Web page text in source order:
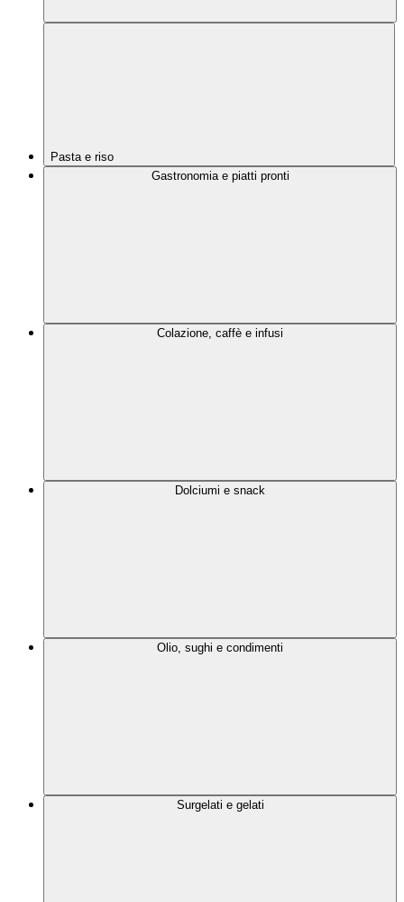
Pasta e riso
Gastronomia e piatti pronti
Colazione, caffè e infusi
Dolciumi e snack
Olio, sughi e condimenti
Surgelati e gelati